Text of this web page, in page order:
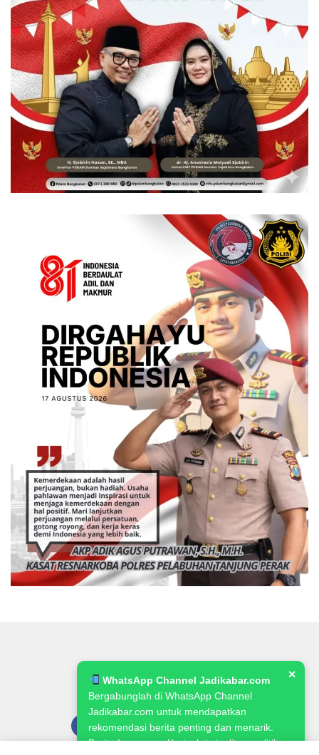
WhatsApp Channel Jadikabar.com
Bergabunglah di WhatsApp Channel
Jadikabar.com untuk mendapatkan
rekomendasi berita penting dan menarik.
Berita Lowongan Kerja, kriminalitas, politik,
✕